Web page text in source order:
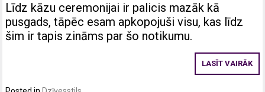
Līdz kāzu ceremonijai ir palicis mazāk kā
pusgads, tāpēc esam apkopojuši visu, kas līdz
šim ir tapis zināms par šo notikumu.
LASĪT VAIRĀK